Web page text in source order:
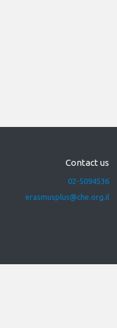
Contact us
02-5094536
erasmusplus@che.org.il